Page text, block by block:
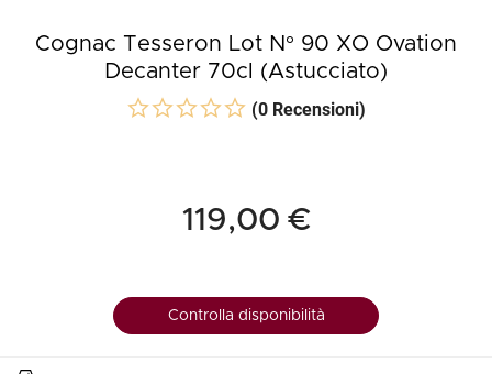
Cognac Tesseron Lot N° 90 XO Ovation
Decanter 70cl (Astucciato)
(0 Recensioni)
119,00 €
Controlla disponibilità